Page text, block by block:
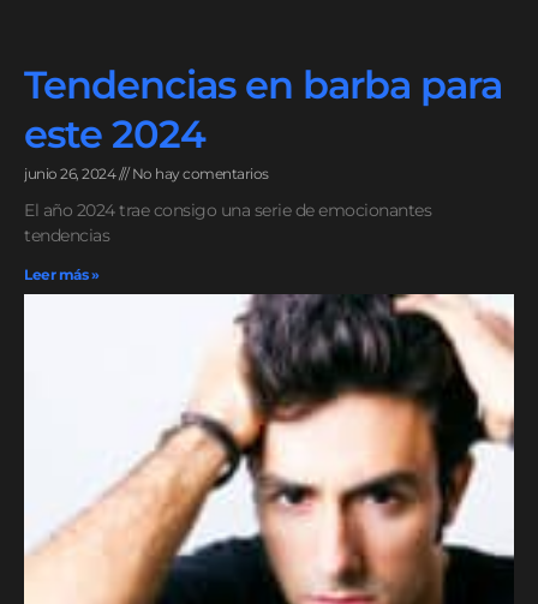
Tendencias en barba para
este 2024
junio 26, 2024 No hay comentarios
El año 2024 trae consigo una serie de emocionantes
tendencias
Leer más »